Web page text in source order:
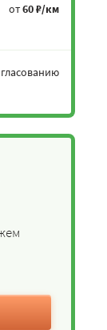
от60 ₽/км